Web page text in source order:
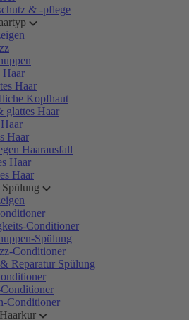
& -pflege
Haar
Haar
Kopfhaut
glattes Haar
Haar
Haarausfall
Haar
Haar
Conditioner
Spülung
Conditioner
Reparatur Spülung
Conditioner